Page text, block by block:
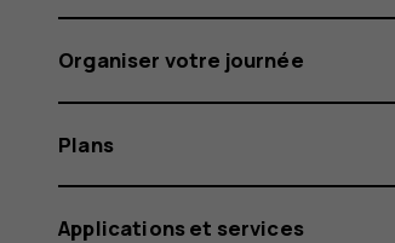
Organiser votre journée
Plans
Applications et services